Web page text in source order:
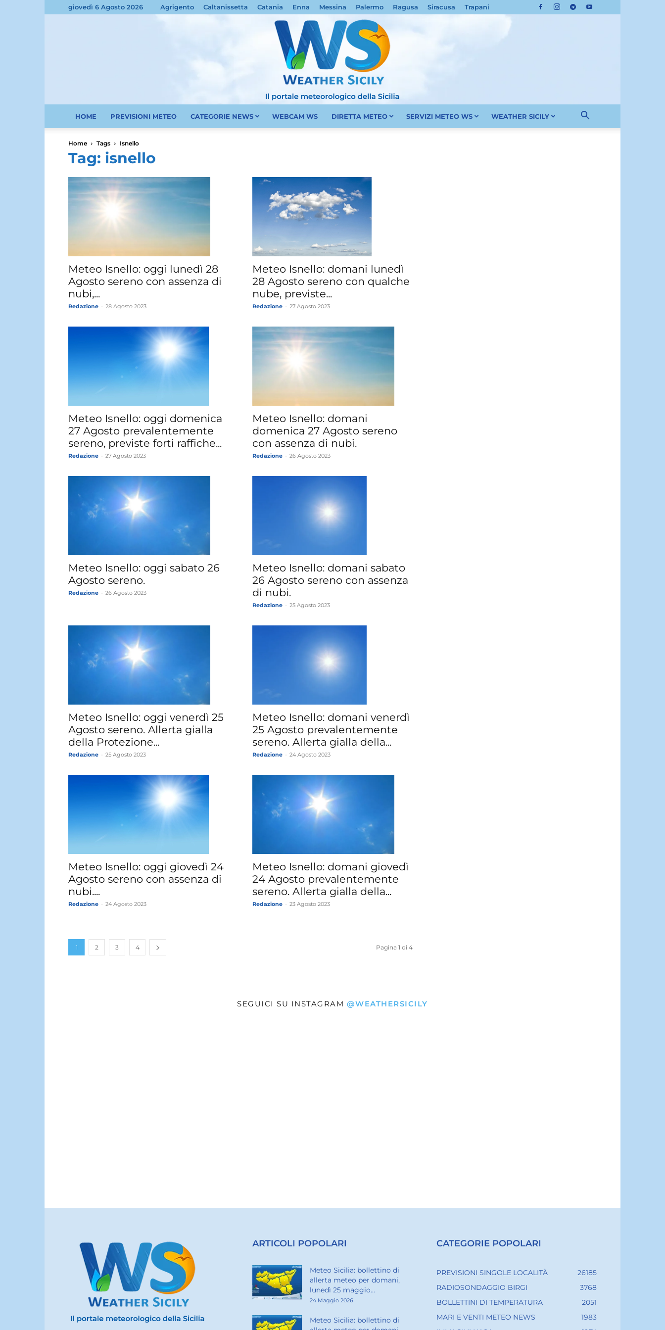
giovedì 6 Agosto 2026 Agrigento Caltanissetta Catania Enna Messina Palermo Ragusa Siracusa Trapani
Sicilia
»
Weather
HOME PREVISIONI METEO CATEGORIE NEWS WEBCAM WS DIRETTA METEO SERVIZI METEO WS WEATHER SICILY
Home Tags Isnello
Tag: isnello
Meteo Isnello: oggi lunedì 28
Agosto sereno con assenza di
nubi,...
Redazione 28 Agosto 2023
Meteo Isnello: domani lunedì
28 Agosto sereno con qualche
nube, previste...
Redazione 27 Agosto 2023
Meteo Isnello: oggi domenica
27 Agosto prevalentemente
sereno, previste forti raffiche...
Redazione 27 Agosto 2023
Meteo Isnello: domani
domenica 27 Agosto sereno
con assenza di nubi.
Redazione 26 Agosto 2023
Meteo Isnello: oggi sabato 26
Agosto sereno.
Redazione 26 Agosto 2023
Meteo Isnello: domani sabato
26 Agosto sereno con assenza
di nubi.
Redazione 25 Agosto 2023
Meteo Isnello: oggi venerdì 25
Agosto sereno. Allerta gialla
della Protezione...
Redazione 25 Agosto 2023
Meteo Isnello: domani venerdì
25 Agosto prevalentemente
sereno. Allerta gialla della...
Redazione 24 Agosto 2023
Meteo Isnello: oggi giovedì 24
Agosto sereno con assenza di
nubi....
Redazione 24 Agosto 2023
Meteo Isnello: domani giovedì
24 Agosto prevalentemente
sereno. Allerta gialla della...
Redazione 23 Agosto 2023
1 2 3 4 Pagina 1 di 4
SEGUICI SU INSTAGRAM @WEATHERSICILY
ARTICOLI POPOLARI
Meteo Sicilia: bollettino di
allerta meteo per domani,
lunedì 25 maggio...
24 Maggio 2026
Meteo Sicilia: bollettino di
CATEGORIE POPOLARI
PREVISIONI SINGOLE LOCALITÀ
26185
RADIOSONDAGGIO BIRGI
3768
BOLLETTINI DI TEMPERATURA
2051
MARI E VENTI METEO NEWS
1983